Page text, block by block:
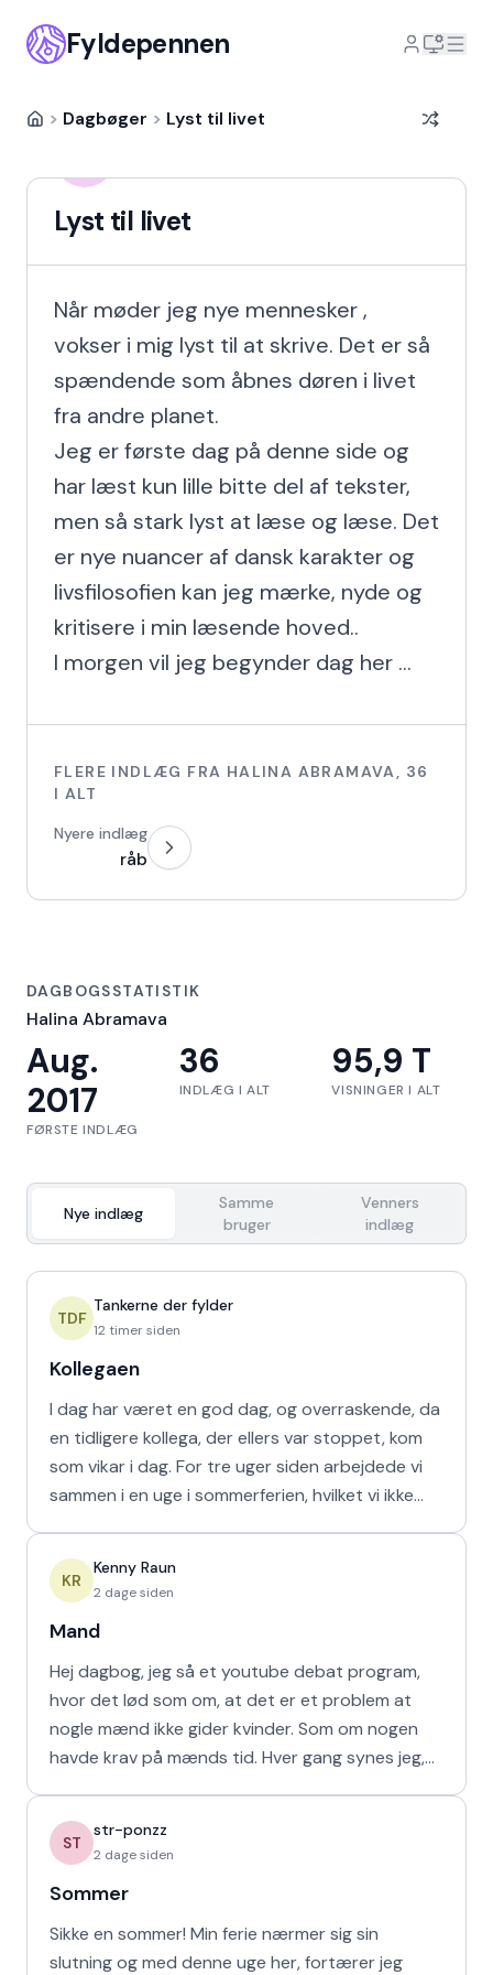
Fyldepennen
> Dagbøger > Lyst til livet
Lyst til livet
Når møder jeg nye mennesker ,
vokser i mig lyst til at skrive. Det er så
spændende som åbnes døren i livet
fra andre planet.
Jeg er første dag på denne side og
har læst kun lille bitte del af tekster,
men så stark lyst at læse og læse. Det
er nye nuancer af dansk karakter og
livsfilosofien kan jeg mærke, nyde og
kritisere i min læsende hoved..
I morgen vil jeg begynder dag her ...
FLERE INDLÆG FRA HALINA ABRAMAVA, 36
I ALT
Nyere indlæg
råb
DAGBOGSSTATISTIK
Halina Abramava
Aug.
2017
FØRSTE INDLÆG
36
INDLÆG I ALT
95,9 T
VISNINGER I ALT
Nye indlæg
Samme
bruger
Venners
indlæg
TDF
Tankerne der fylder
12 timer siden
Kollegaen
I dag har været en god dag, og overraskende, da
en tidligere kollega, der ellers var stoppet, kom
som vikar i dag. For tre uger siden arbejdede vi
sammen i en uge i sommerferien, hvilket vi ikke
KR
Kenny Raun
2 dage siden
Mand
Hej dagbog, jeg så et youtube debat program,
hvor det lød som om, at det er et problem at
nogle mænd ikke gider kvinder. Som om nogen
havde krav på mænds tid. Hver gang synes jeg,
ST
str-ponzz
2 dage siden
Sommer
Sikke en sommer! Min ferie nærmer sig sin
slutning og med denne uge her, fortærer jeg